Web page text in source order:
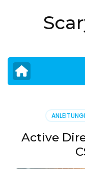
drücken)
Active